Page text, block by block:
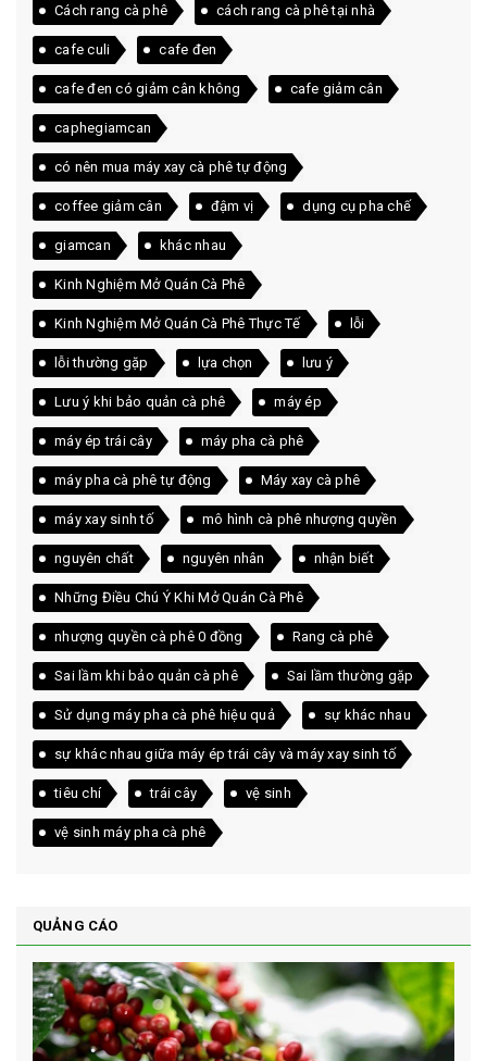
Cách rang cà phê cách rang cà phê tại nhà
cafe culi cafe đen
cafe đen có giảm cân không cafe giảm cân
caphegiamcan
có nên mua máy xay cà phê tự động
coffee giảm cân đậm vị dụng cụ pha chế
giamcan khác nhau
Kinh Nghiệm Mở Quán Cà Phê
Kinh Nghiệm Mở Quán Cà Phê Thực Tế lỗi
lỗi thường gặp lựa chọn lưu ý
Lưu ý khi bảo quản cà phê máy ép
máy ép trái cây máy pha cà phê
máy pha cà phê tự động Máy xay cà phê
máy xay sinh tố mô hình cà phê nhượng quyền
nguyên chất nguyên nhân nhận biết
Những Điều Chú Ý Khi Mở Quán Cà Phê
nhượng quyền cà phê 0 đồng Rang cà phê
Sai lầm khi bảo quản cà phê Sai lầm thường gặp
Sử dụng máy pha cà phê hiệu quả sự khác nhau
sự khác nhau giữa máy ép trái cây và máy xay sinh tố
tiêu chí trái cây vệ sinh
vệ sinh máy pha cà phê
QUẢNG CÁO